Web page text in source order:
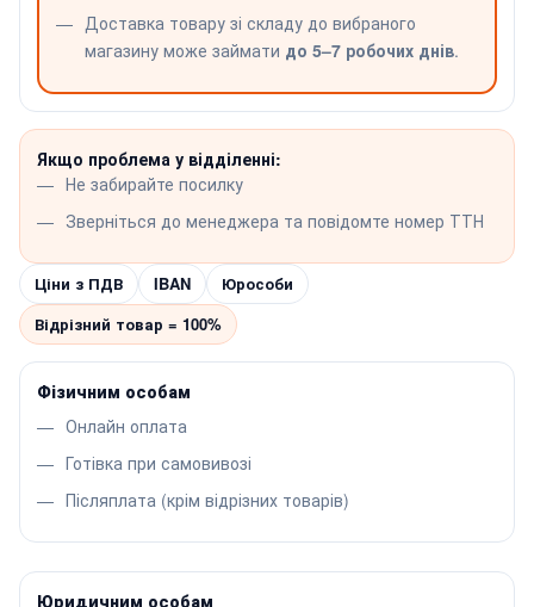
Доставка товару зі складу до вибраного
магазину може займати до 5–7 робочих днів.
Якщо проблема у відділенні:
Не забирайте посилку
Зверніться до менеджера та повідомте номер ТТН
Ціни з ПДВ IBAN
Юрособи
Відрізний товар = 100%
Фізичним особам
Онлайн оплата
Готівка при самовивозі
Післяплата (крім відрізних товарів)
Юридичним особам